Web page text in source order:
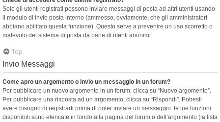
Solo gli utenti registrati possono inviare messaggi di posta ad altri utenti usando
il modulo di invio posta interno (ammesso, ovviamente, che gli amministratori
abbiano abilitato questa funzione). Questo serve a prevenire un uso scorretto o
malevolo del sistema di posta da parte di utenti anonimi.
Top
Invio Messaggi
Come apro un argomento o invio un messaggio in un forum?
Per pubblicare un nuovo argomento in un forum, clicca su “Nuovo argomento”.
Per pubblicare una risposta ad un argomento, clicca su “Rispondi”. Potresti
avere bisogno di registrarti prima di poter inviare un messaggio: le tue funzioni
disponibili sono elencate in fondo alla pagina del forum o dell’argomento (la lista